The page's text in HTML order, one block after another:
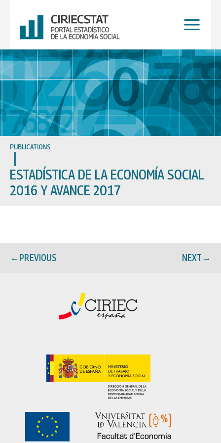
content
PUBLICATIONS
ESTADÍSTICA DE LA ECONOMÍA SOCIAL
2016 Y AVANCE 2017
←PREVIOUS NEXT→